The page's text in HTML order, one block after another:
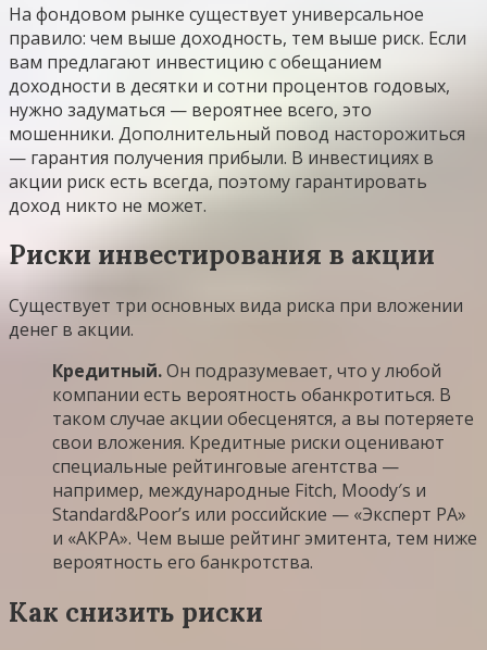
На фондовом рынке существует универсальное
правило: чем выше доходность, тем выше риск. Если
вам предлагают инвестицию с обещанием
доходности в десятки и сотни процентов годовых,
нужно задуматься — вероятнее всего, это
мошенники. Дополнительный повод насторожиться
— гарантия получения прибыли. В инвестициях в
акции риск есть всегда, поэтому гарантировать
доход никто не может.
Риски инвестирования в акции
Существует три основных вида риска при вложении
денег в акции.
Кредитный.Он подразумевает, что у любой
компании есть вероятность обанкротиться. В
таком случае акции обесценятся, а вы потеряете
свои вложения. Кредитные риски оценивают
специальные рейтинговые агентства —
например, международные Fitch, Moody′s и
Standard&Poor’s или российские — «Эксперт РА»
и «АКРА». Чем выше рейтинг эмитента, тем ниже
вероятность его банкротства.
Как снизить риски